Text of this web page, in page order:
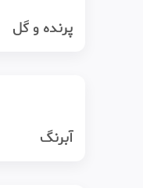
پرنده و گل
آبرنگ